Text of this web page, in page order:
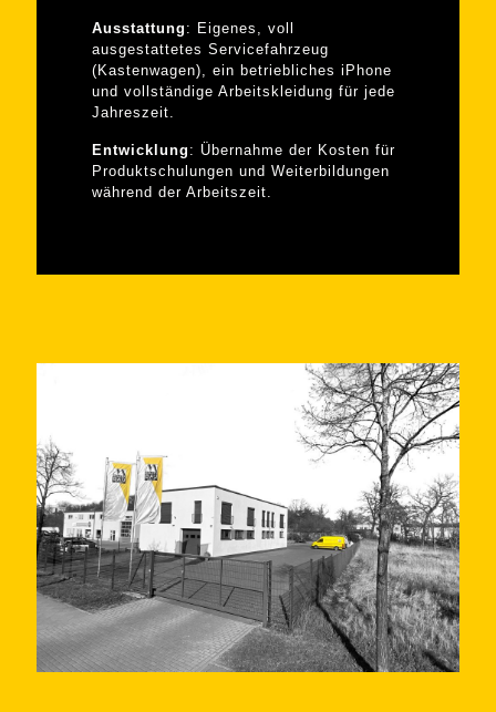
Ausstattung : Eigenes, voll
ausgestattetes Servicefahrzeug
(Kastenwagen), ein betriebliches iPhone
und vollständige Arbeitskleidung für jede
Jahreszeit.
Entwicklung : Übernahme der Kosten für
Produktschulungen und Weiterbildungen
während der Arbeitszeit.